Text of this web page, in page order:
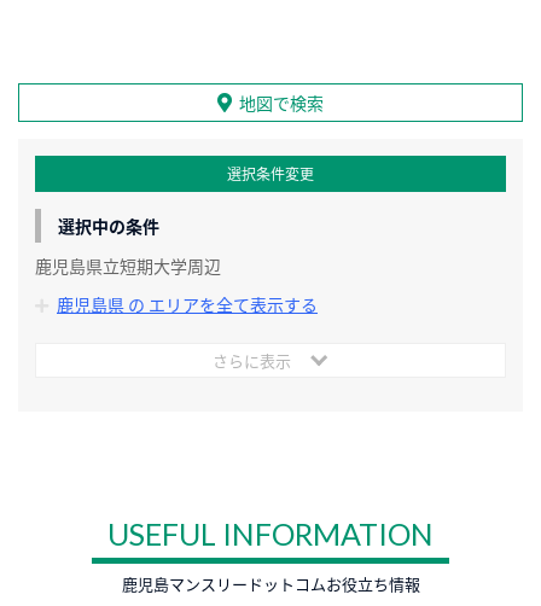
地図で検索
選択条件変更
選択中の条件
鹿児島県立短期大学周辺
鹿児島県 の エリアを全て表示する
さらに表示
USEFUL INFORMATION
鹿児島マンスリードットコムお役立ち情報